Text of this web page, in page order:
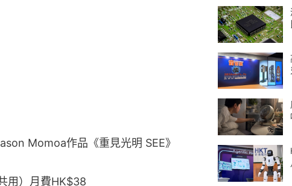
Momoa作品《重見光明 SEE》
用）月費HK$38